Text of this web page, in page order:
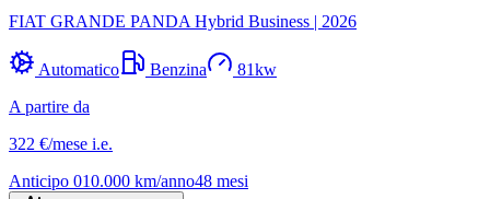
FIAT GRANDE PANDA Hybrid Business | 2026
Automatico Benzina 81kw
A partire da
322 €/mese i.e.
Anticipo 010.000 km/anno48 mesi